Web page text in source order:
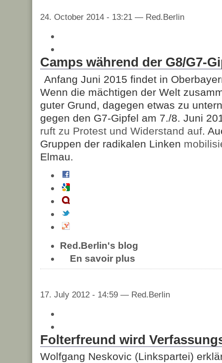
24. October 2014 - 13:21 — Red.Berlin
Camps während der G8/G7-
Anfang Juni 2015 findet in
Wenn die mächtigen der Welt
guter Grund, dagegen etwas zu
gegen den G7-Gipfel am 7./8. Juni
ruft zu Protest und Widerstand auf .
Gruppen der radikalen Linken
Elmau.
Red.Berlin's blog
En savoir plus
17. July 2012 - 14:59 — Red.Berlin
Folterfreund wird
Wolfgang Neskovic (Linkspartei)